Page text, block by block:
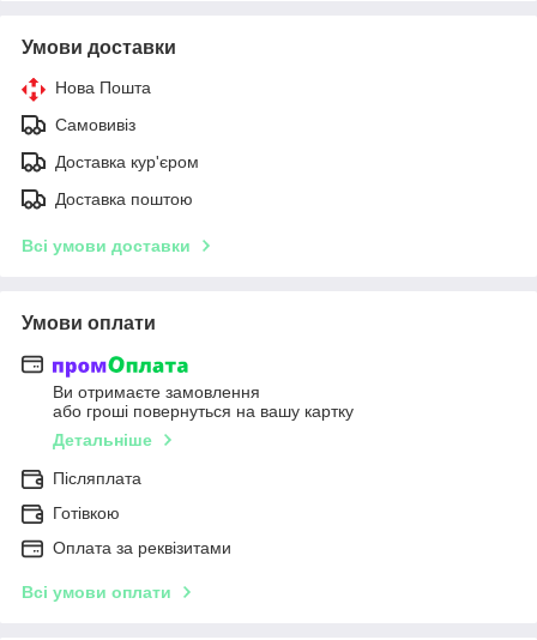
Умови доставки
Нова Пошта
Самовивіз
Доставка кур'єром
Доставка поштою
Всі умови доставки
Умови оплати
Ви отримаєте замовлення
або гроші повернуться на вашу картку
Детальніше
Післяплата
Готівкою
Оплата за реквізитами
Всі умови оплати